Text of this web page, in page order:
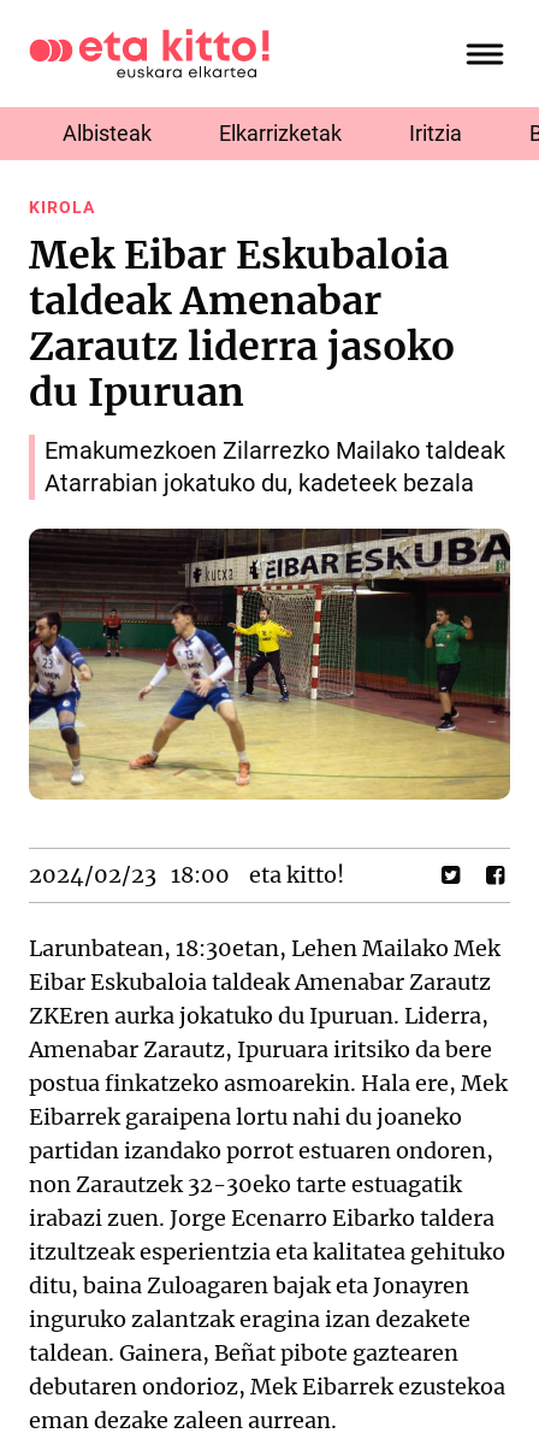
Albisteak Elkarrizketak Iritzia
KIROLA
Mek Eibar Eskubaloia
taldeak Amenabar
Zarautz liderra jasoko
du Ipuruan
Emakumezkoen Zilarrezko Mailako taldeak
Atarrabian jokatuko du, kadeteek bezala
2024/02/23 18:00 eta kitto!
Larunbatean, 18:30etan, Lehen Mailako Mek
Eibar Eskubaloia taldeak Amenabar Zarautz
ZKEren aurka jokatuko du Ipuruan. Liderra,
Amenabar Zarautz, Ipuruara iritsiko da bere
postua finkatzeko asmoarekin. Hala ere, Mek
Eibarrek garaipena lortu nahi du joaneko
partidan izandako porrot estuaren ondoren,
non Zarautzek 32-30eko tarte estuagatik
irabazi zuen. Jorge Ecenarro Eibarko taldera
itzultzeak esperientzia eta kalitatea gehituko
ditu, baina Zuloagaren bajak eta Jonayren
inguruko zalantzak eragina izan dezakete
taldean. Gainera, Beñat pibote gaztearen
debutaren ondorioz, Mek Eibarrek ezustekoa
eman dezake zaleen aurrean.